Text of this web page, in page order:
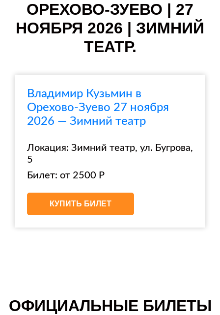
ОРЕХОВО-ЗУЕВО | 27
НОЯБРЯ 2026 | ЗИМНИЙ
ТЕАТР.
Владимир Кузьмин в
Орехово-Зуево 27 ноября
2026 — Зимний театр
Локация: Зимний театр, ул. Бугрова,
5
Билет: от 2500 Р
КУПИТЬ БИЛЕТ
ОФИЦИАЛЬНЫЕ БИЛЕТЫ